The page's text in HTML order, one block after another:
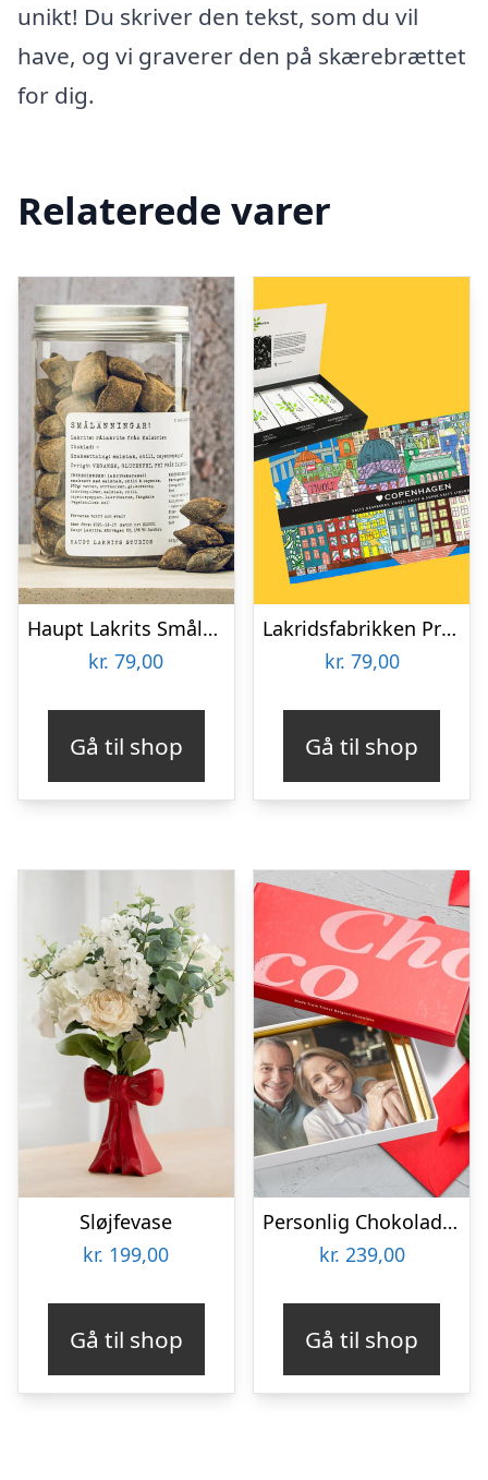
unikt! Du skriver den tekst, som du vil
have, og vi graverer den på skærebrættet
for dig.
Relaterede varer
Haupt Lakrits Smålänningar
kr. 79,00
Gå til shop
Lakridsfabrikken Premiumlakrids – Copenhagen
kr. 79,00
Gå til shop
Sløjfevase
kr. 199,00
Gå til shop
Personlig Chokoladeplade med Billede
kr. 239,00
Gå til shop